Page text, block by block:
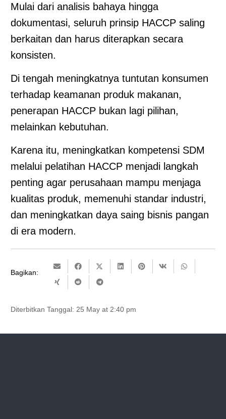
Mulai dari analisis bahaya hingga
dokumentasi, seluruh prinsip HACCP saling
berkaitan dan harus diterapkan secara
konsisten.
Di tengah meningkatnya tuntutan konsumen
terhadap keamanan produk makanan,
penerapan HACCP bukan lagi pilihan,
melainkan kebutuhan.
Karena itu, meningkatkan kompetensi SDM
melalui pelatihan HACCP menjadi langkah
penting agar perusahaan mampu menjaga
kualitas produk, memenuhi standar industri,
dan meningkatkan daya saing bisnis pangan
di era modern.
Bagikan:
Diterbitkan Tanggal: 25 May at 2:40 pm